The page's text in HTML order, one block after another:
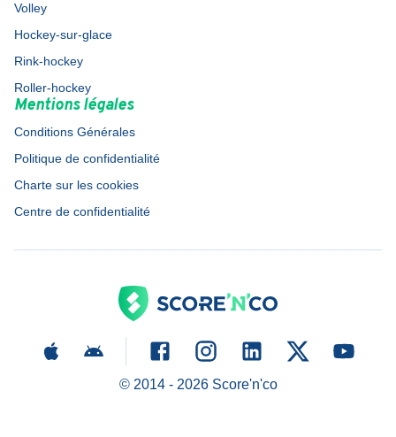
Volley
Hockey-sur-glace
Rink-hockey
Roller-hockey
Mentions légales
Conditions Générales
Politique de confidentialité
Charte sur les cookies
Centre de confidentialité
© 2014 - 2026Score'n'co